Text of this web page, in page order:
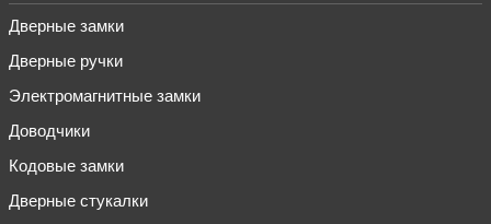
Дверные замки
Дверные ручки
Электромагнитные замки
Доводчики
Кодовые замки
Дверные стукалки